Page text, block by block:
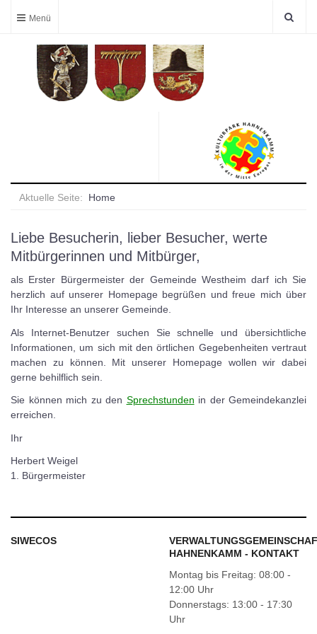
Aktuelle Seite: Home
Liebe Besucherin, lieber Besucher, werte
Mitbürgerinnen und Mitbürger,
als Erster Bürgermeister der Gemeinde Westheim darf ich Sie
herzlich auf unserer Homepage begrüßen und freue mich über
Ihr Interesse an unserer Gemeinde.
Als Internet-Benutzer suchen Sie schnelle und übersichtliche
Informationen, um sich mit den örtlichen Gegebenheiten vertraut
machen zu können. Mit unserer Homepage wollen wir dabei
gerne behilflich sein.
Sie können mich zu den Sprechstunden in der Gemeindekanzlei
erreichen.
Ihr
Herbert Weigel
1. Bürgermeister
SIWECOS
HAHNENKAMM - KONTAKT
Montag bis Freitag: 08:00 -
12:00 Uhr
Donnerstags: 13:00 - 17:30
Uhr